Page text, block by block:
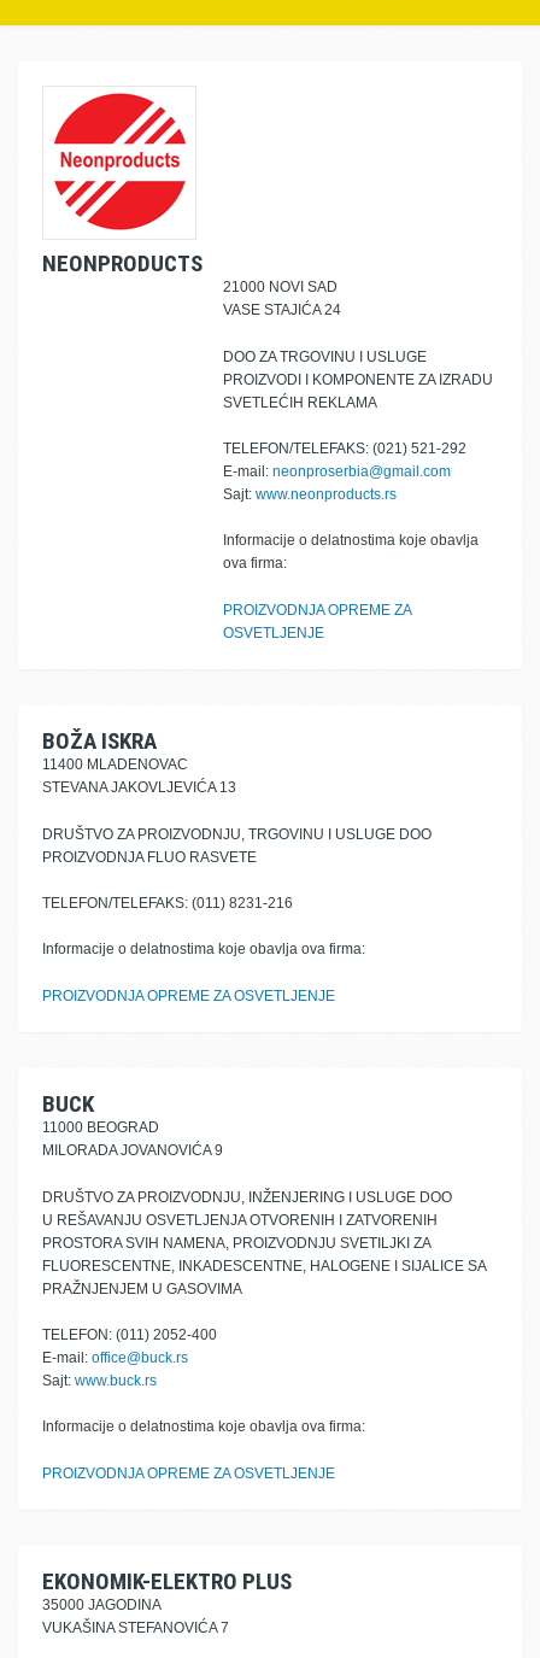
NEONPRODUCTS
21000 NOVI SAD
VASE STAJIĆA 24
DOO ZA TRGOVINU I USLUGE
PROIZVODI I KOMPONENTE ZA IZRADU
SVETLEĆIH REKLAMA
TELEFON/TELEFAKS: (021) 521-292
E-mail: neonproserbia@gmail.com
Sajt: www.neonproducts.rs
Informacije o delatnostima koje obavlja
ova firma:
PROIZVODNJA OPREME ZA
OSVETLJENJE
BOŽA ISKRA
11400 MLADENOVAC
STEVANA JAKOVLJEVIĆA 13
DRUŠTVO ZA PROIZVODNJU, TRGOVINU I USLUGE DOO
PROIZVODNJA FLUO RASVETE
TELEFON/TELEFAKS: (011) 8231-216
Informacije o delatnostima koje obavlja ova firma:
PROIZVODNJA OPREME ZA OSVETLJENJE
BUCK
11000 BEOGRAD
MILORADA JOVANOVIĆA 9
DRUŠTVO ZA PROIZVODNJU, INŽENJERING I USLUGE DOO
U REŠAVANJU OSVETLJENJA OTVORENIH I ZATVORENIH
PROSTORA SVIH NAMENA, PROIZVODNJU SVETILJKI ZA
FLUORESCENTNE, INKADESCENTNE, HALOGENE I SIJALICE SA
PRAŽNJENJEM U GASOVIMA
TELEFON: (011) 2052-400
E-mail: office@buck.rs
Sajt: www.buck.rs
Informacije o delatnostima koje obavlja ova firma:
PROIZVODNJA OPREME ZA OSVETLJENJE
EKONOMIK-ELEKTRO PLUS
35000 JAGODINA
VUKAŠINA STEFANOVIĆA 7